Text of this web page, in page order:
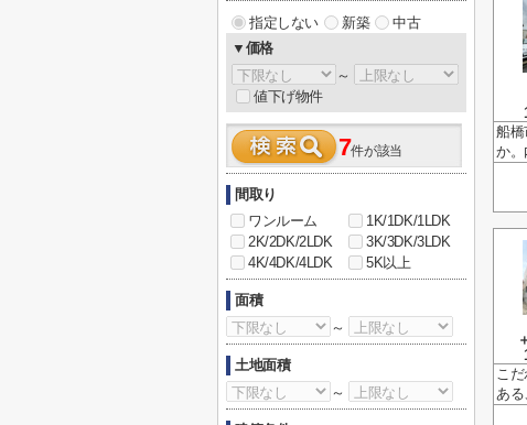
船橋
か。
こ
ある
指定しない 新築
中古
▼価格
～
値下げ物件
7件が該当
間取り
ワンルーム
1K/1DK/1LDK
2K/2DK/2LDK
3K/3DK/3LDK
4K/4DK/4LDK
5K以上
面積
～
土地面積
～